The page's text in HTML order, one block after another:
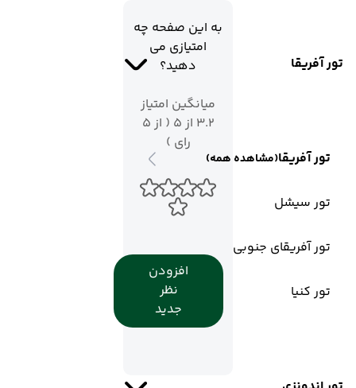
تور آفریقا
تور آفریقا(مشاهده همه)
تور سیشل
تور آفریقای جنوبی
تور کنیا
به این صفحه چه
امتیازی می
دهید؟
میانگین امتیاز
3.2 از 5 ( از 5
رای )
افزودن
نظر
جدید